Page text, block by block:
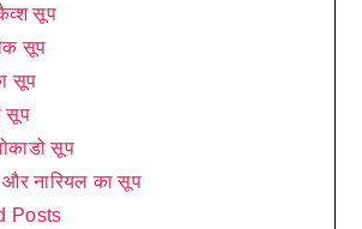
सूप
सूप
सूप
सूप
सूप
नारियल का सूप
Posts